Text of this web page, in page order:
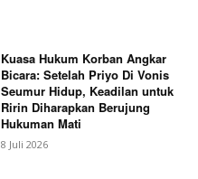
Kuasa Hukum Korban Angkar
Bicara: Setelah Priyo Di Vonis
Seumur Hidup, Keadilan untuk
Ririn Diharapkan Berujung
Hukuman Mati
8 Juli 2026